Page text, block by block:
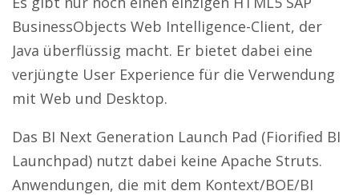
BusinessObjects Web Intelligence-Client, der
Java überflüssig macht. Er bietet dabei eine
verjüngte User Experience für die Verwendung
mit Web und Desktop.
Das BI Next Generation Launch Pad (Fiorified BI
Launchpad) nutzt dabei keine Apache Struts.
Anwendungen, die mit dem Kontext/BOE/BI